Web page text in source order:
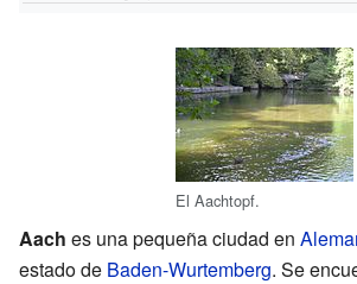
El Aachtopf.
Aach es una pequeña ciudad en
estado de Baden-Wurtemberg. Se